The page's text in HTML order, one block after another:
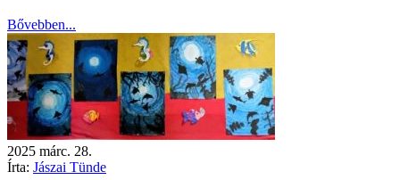
Bővebben...
2025 márc. 28.
Írta: Jászai Tünde